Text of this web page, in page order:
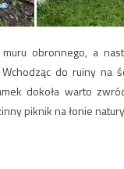
obronnego, a
do ruiny na
dokoła warto
piknik na łonie